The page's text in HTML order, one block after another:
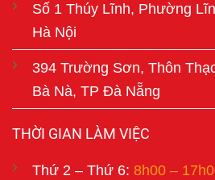
Số 1 Thúy Lĩnh, Phường
Hà Nội
394 Trường Sơn, Thôn
Bà Nà, TP Đà Nẵng
THỜI GIAN LÀM VIỆC
Thứ 2 – Thứ 6: 8h00 –